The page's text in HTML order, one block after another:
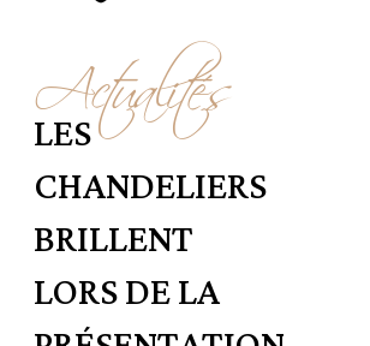
Actualités
LES
CHANDELIERS
BRILLENT
LORS DE LA